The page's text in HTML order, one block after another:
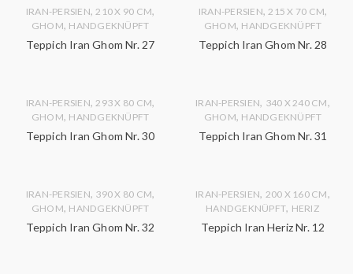
IRAN-PERSIEN, 210 X 90 CM,
GHOM, HANDGEKNÜPFT
Teppich Iran Ghom Nr. 27
IRAN-PERSIEN, 215 X 70 CM,
GHOM, HANDGEKNÜPFT
Teppich Iran Ghom Nr. 28
IRAN-PERSIEN, 293 X 80 CM,
GHOM, HANDGEKNÜPFT
Teppich Iran Ghom Nr. 30
IRAN-PERSIEN, 340 X 240 CM,
GHOM, HANDGEKNÜPFT
Teppich Iran Ghom Nr. 31
IRAN-PERSIEN, 390 X 80 CM,
GHOM, HANDGEKNÜPFT
Teppich Iran Ghom Nr. 32
IRAN-PERSIEN, 200 X 160 CM,
HANDGEKNÜPFT, HERIZ
Teppich Iran Heriz Nr. 12